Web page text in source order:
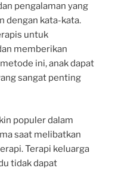
pengalaman yang
dengan kata-kata.
untuk
memberikan
ini, anak dapat
sangat penting
populer dalam
saat melibatkan
Terapi keluarga
tidak dapat